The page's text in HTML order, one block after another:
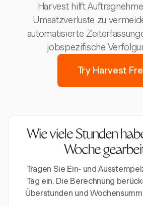
Harvest hilft
Umsatzverluste zu
automatisierte
jobspezifische
Try Harvest
Wie viele Stunden
Woche
Tragen Sie Ein- und
Tag ein. Die Berechnung
Überstunden und